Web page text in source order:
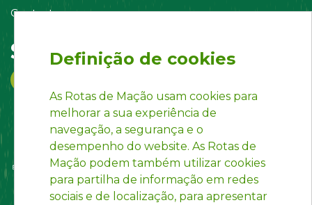
Contacte-nos
Siga-nos em:
Definição de cookies
As Rotas de Mação usam cookies para
melhorar a sua experiência de
navegação, a segurança e o
desempenho do website. As Rotas de
Mação podem também utilizar cookies
para partilha de informação em redes
sociais e de localização, para apresentar